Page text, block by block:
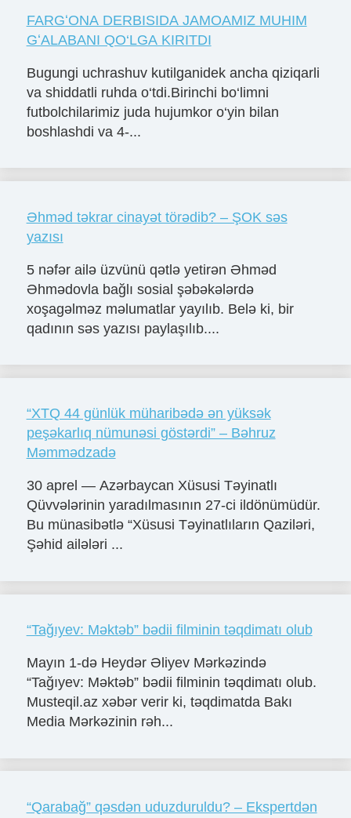
FARGʻONA DERBISIDA JAMOAMIZ MUHIM
GʻALABANI QO‘LGA KIRITDI
Bugungi uchrashuv kutilganidek ancha qiziqarli
va shiddatli ruhda o‘tdi.Birinchi bo‘limni
futbolchilarimiz juda hujumkor o‘yin bilan
boshlashdi va 4-...
Əhməd təkrar cinayət törədib? – ŞOK səs
yazısı
5 nəfər ailə üzvünü qətlə yetirən Əhməd
Əhmədovla bağlı sosial şəbəkələrdə
xoşagəlməz məlumatlar yayılıb. Belə ki, bir
qadının səs yazısı paylaşılıb....
“XTQ 44 günlük müharibədə ən yüksək
peşəkarlıq nümunəsi göstərdi” – Bəhruz
Məmmədzadə
30 aprel — Azərbaycan Xüsusi Təyinatlı
Qüvvələrinin yaradılmasının 27-ci ildönümüdür.
Bu münasibətlə “Xüsusi Təyinatlıların Qaziləri,
Şəhid ailələri ...
“Tağıyev: Məktəb” bədii filminin təqdimatı olub
Mayın 1-də Heydər Əliyev Mərkəzində
“Tağıyev: Məktəb” bədii filminin təqdimatı olub.
Musteqil.az xəbər verir ki, təqdimatda Bakı
Media Mərkəzinin rəh...
“Qarabağ” qəsdən uduzduruldu? – Ekspertdən